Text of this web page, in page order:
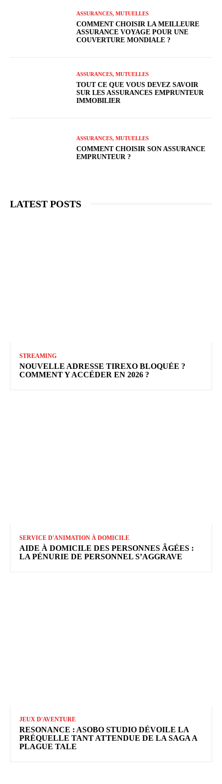
ASSURANCES, MUTUELLES
COMMENT CHOISIR LA MEILLEURE
ASSURANCE VOYAGE POUR UNE
COUVERTURE MONDIALE ?
ASSURANCES, MUTUELLES
TOUT CE QUE VOUS DEVEZ SAVOIR
SUR LES ASSURANCES EMPRUNTEUR
IMMOBILIER
ASSURANCES, MUTUELLES
COMMENT CHOISIR SON ASSURANCE
EMPRUNTEUR ?
LATEST POSTS
STREAMING
NOUVELLE ADRESSE TIREXO BLOQUÉE ?
COMMENT Y ACCÉDER EN 2026 ?
SERVICE D'ANIMATION À DOMICILE
AIDE À DOMICILE DES PERSONNES ÂGÉES :
LA PÉNURIE DE PERSONNEL S’AGGRAVE
JEUX D'AVENTURE
RESONANCE : ASOBO STUDIO DÉVOILE LA
PRÉQUELLE TANT ATTENDUE DE LA SAGA A
PLAGUE TALE